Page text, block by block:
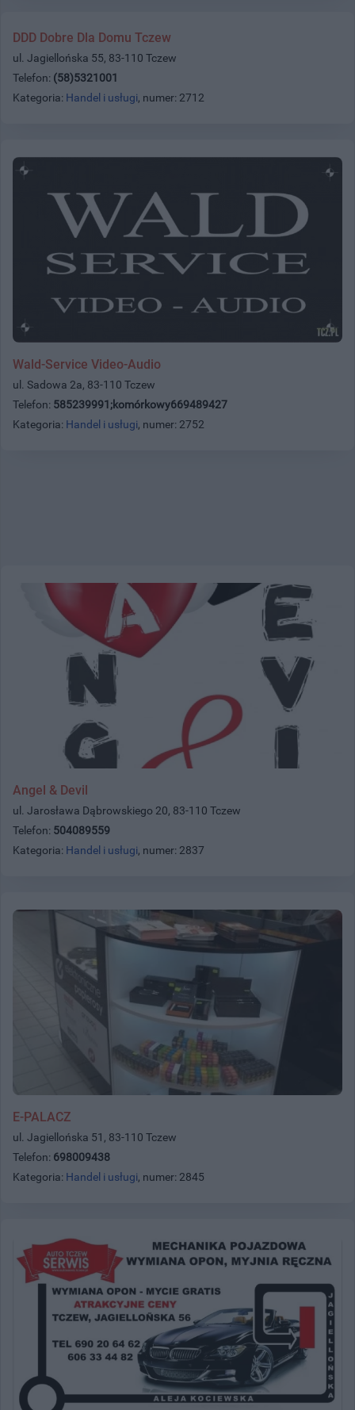
DDD Dobre Dla Domu Tczew
ul. Jagiellońska 55, 83-110 Tczew
Telefon: (58)5321001
Kategoria: Handel i usługi, numer: 2712
Wald-Service Video-Audio
ul. Sadowa 2a, 83-110 Tczew
Telefon: 585239991;komórkowy669489427
Kategoria: Handel i usługi, numer: 2752
Angel & Devil
ul. Jarosława Dąbrowskiego 20, 83-110 Tczew
Telefon: 504089559
Kategoria: Handel i usługi, numer: 2837
E-PALACZ
ul. Jagiellońska 51, 83-110 Tczew
Telefon: 698009438
Kategoria: Handel i usługi, numer: 2845